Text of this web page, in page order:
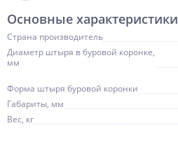
Основные характеристики
Страна производитель
Диаметр штыря в буровой коронке,
мм
Форма штыря буровой коронки
Габариты, мм
Вес, кг